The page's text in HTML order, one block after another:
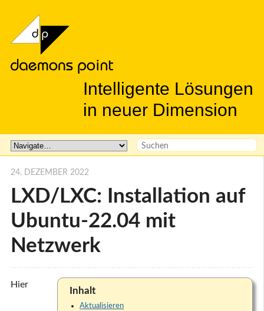
Intelligente Lösungen
in neuer Dimension
LXD/LXC: Installation auf
Ubuntu-22.04 mit
Netzwerk
24. DEZEMBER 2022
Inhalt
Aktualisieren
Hier